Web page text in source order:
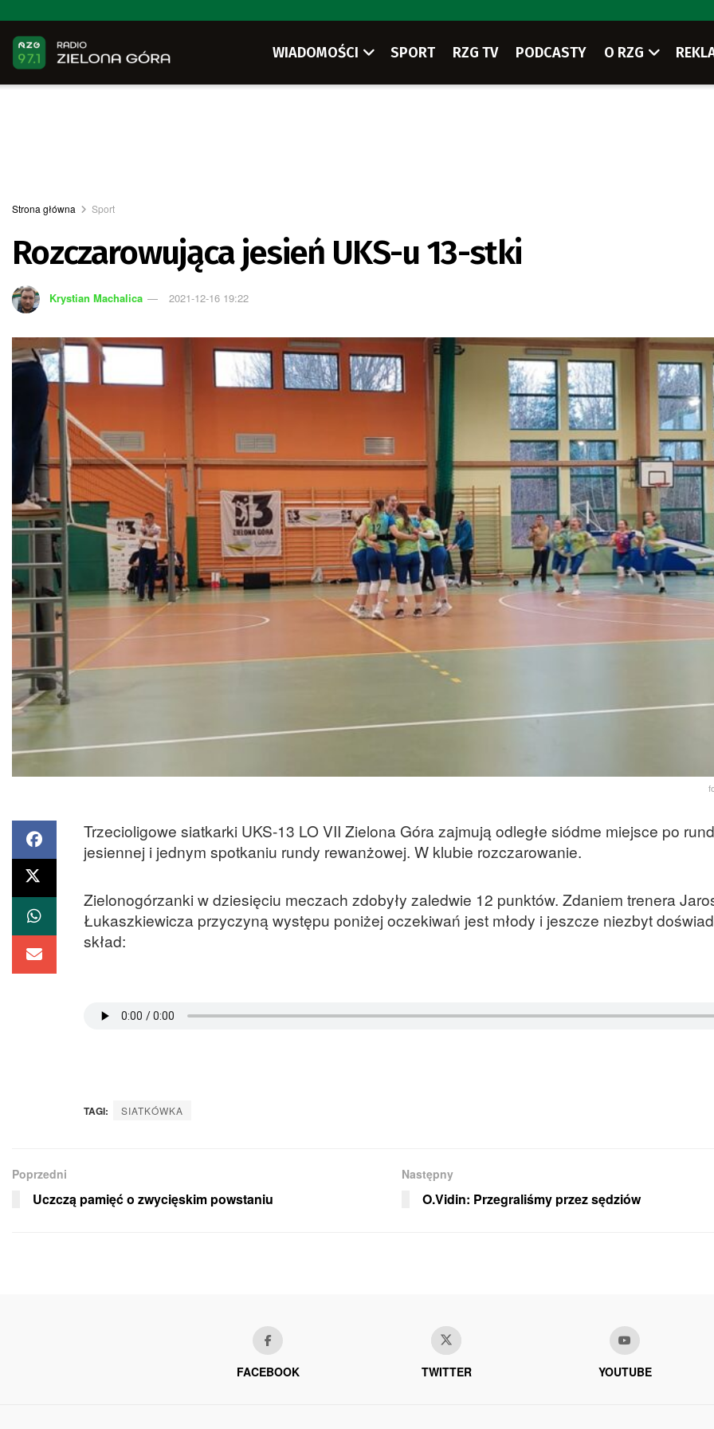
WIADOMOŚCI SPORT RZG TV PODCASTY O RZG
Strona główna Sport
Rozczarowująca jesień UKS-u 13-stki
Krystian Machalica 2021-12-16 19:22
Trzecioligowe siatkarki UKS-13 LO VII Zielona Góra zajmują odległe siódme miejsce po
jesiennej i jednym spotkaniu rundy rewanżowej. W klubie rozczarowanie.
Zielonogórzanki w dziesięciu meczach zdobyły zaledwie 12 punktów. Zdaniem trenera
Łukaszkiewicza przyczyną występu poniżej oczekiwań jest młody i jeszcze niezbyt
skład:
TAGI: SIATKÓWKA
Poprzedni
Uczczą pamięć o zwycięskim powstaniu
Następny
O.Vidin: Przegraliśmy przez sędziów
FACEBOOK TWITTER YOUTUBE